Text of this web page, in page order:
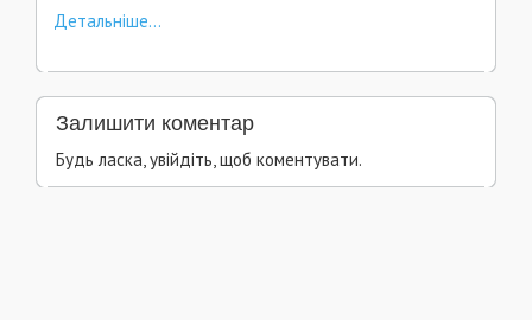
Детальніше...
Залишити коментар
Будь ласка, увійдіть, щоб коментувати.